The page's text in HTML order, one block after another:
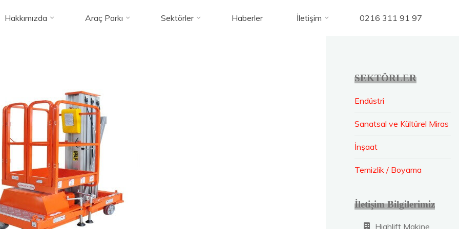
Hakkımızda Araç Parkı Sektörler Haberler İletişim 0216 311 91 97
SEKTÖRLER
Endüstri
Sanatsal ve Kültürel Miras
İnşaat
Temizlik / Boyama
İletişim Bilgilerimiz
Highlift Makine